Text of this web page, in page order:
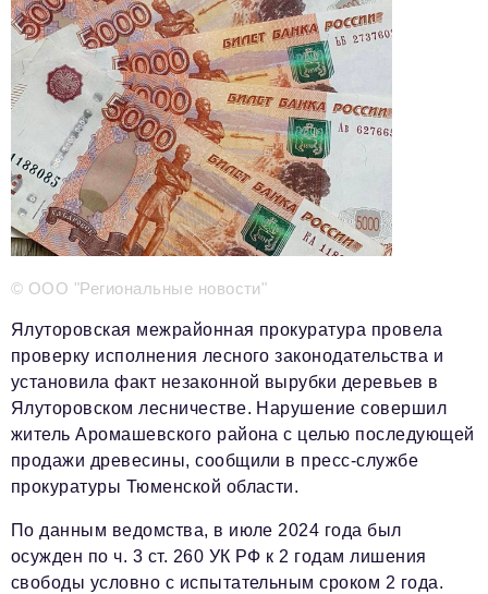
Телефон редакции:+7 495 727-01-67
Электронные почты редакции:
Информационный отдел
info@business-magazine.online
Отдел рекламы
reklama@business-magazine.online
Отдел распространения/редакционная подписка
podpiska@business-magazine.online
Отдел по работе с партнерами
© ООО "Региональные новости"
Ялуторовская межрайонная прокуратура провела
проверку исполнения лесного законодательства и
установила факт незаконной вырубки деревьев в
Ялуторовском лесничестве. Нарушение совершил
житель Аромашевского района с целью последующей
продажи древесины, сообщили в пресс-службе
прокуратуры Тюменской области.
По данным ведомства, в июле 2024 года был
осужден по ч. 3 ст. 260 УК РФ к 2 годам лишения
свободы условно с испытательным сроком 2 года.